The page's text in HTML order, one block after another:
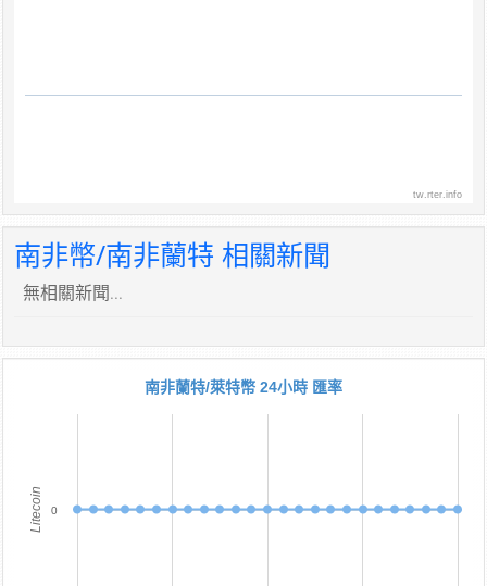
tw.rter.info
南非幣/南非蘭特 相關新聞
無相關新聞...
Litecoin
南非蘭特/萊特幣 24小時 匯率
0